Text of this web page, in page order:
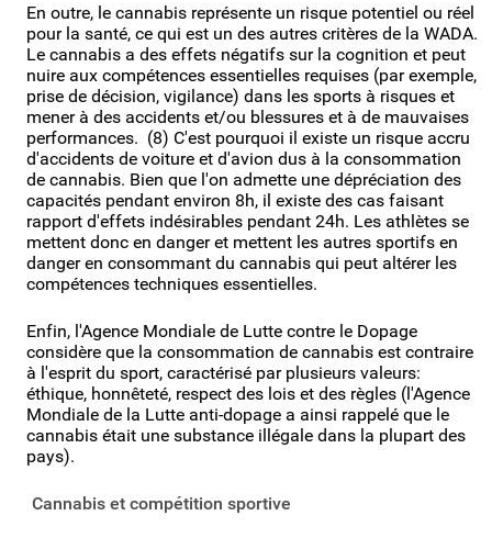
En outre, le cannabis représente un risque potentiel ou réel
pour la santé, ce qui est un des autres critères de la WADA.
Le cannabis a des effets négatifs sur la cognition et peut
nuire aux compétences essentielles requises (par exemple,
prise de décision, vigilance) dans les sports à risques et
mener à des accidents et/ou blessures et à de mauvaises
performances. (8) C'est pourquoi il existe un risque accru
d'accidents de voiture et d'avion dus à la consommation
de cannabis. Bien que l'on admette une dépréciation des
capacités pendant environ 8h, il existe des cas faisant
rapport d'effets indésirables pendant 24h. Les athlètes se
mettent donc en danger et mettent les autres sportifs en
danger en consommant du cannabis qui peut altérer les
compétences techniques essentielles.
Enfin, l'Agence Mondiale de Lutte contre le Dopage
considère que la consommation de cannabis est contraire
à l'esprit du sport, caractérisé par plusieurs valeurs:
éthique, honnêteté, respect des lois et des règles (l'Agence
Mondiale de la Lutte anti-dopage a ainsi rappelé que le
cannabis était une substance illégale dans la plupart des
pays).
Cannabis et compétition sportive